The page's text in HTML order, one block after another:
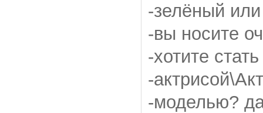
-зелёный
-вы носите
-хотите
-
-моделью?